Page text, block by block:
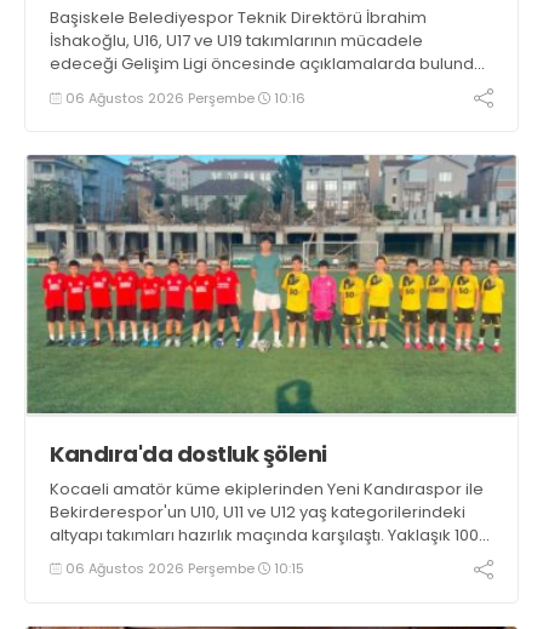
Başiskele Belediyespor Teknik Direktörü İbrahim
İshakoğlu, U16, U17 ve U19 takımlarının mücadele
edeceği Gelişim Ligi öncesinde açıklamalarda bulundu.
Genç oyuncuların gelişimine dikkat çeken İshakoğlu,
hedeflerinin sadece sonuç almak değil, Türk futboluna
06 Ağustos 2026 Perşembe 10:16
Kandıra'da dostluk şöleni
Kocaeli amatör küme ekiplerinden Yeni Kandıraspor ile
Bekirderespor'un U10, U11 ve U12 yaş kategorilerindeki
altyapı takımları hazırlık maçında karşılaştı. Yaklaşık 100
genç futbolcunun ter döktüğü maçların ardından
sporculara Kandıra'nın yöresel lezzeti mancarlı pide ve
06 Ağustos 2026 Perşembe 10:15